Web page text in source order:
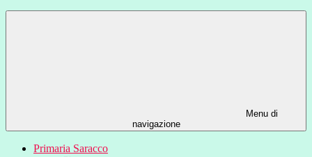
Menu di
navigazione
Primaria Saracco